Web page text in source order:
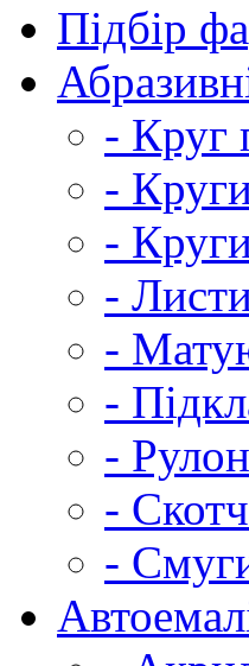
Підбір
- Круг
-
-
-
-
-
-
-
-